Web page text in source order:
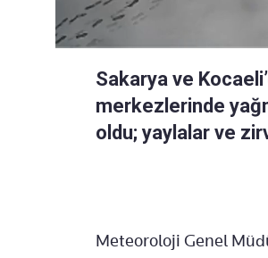
Sakarya ve
merkezlerinde
oldu; yaylalar ve
Meteoroloji Genel